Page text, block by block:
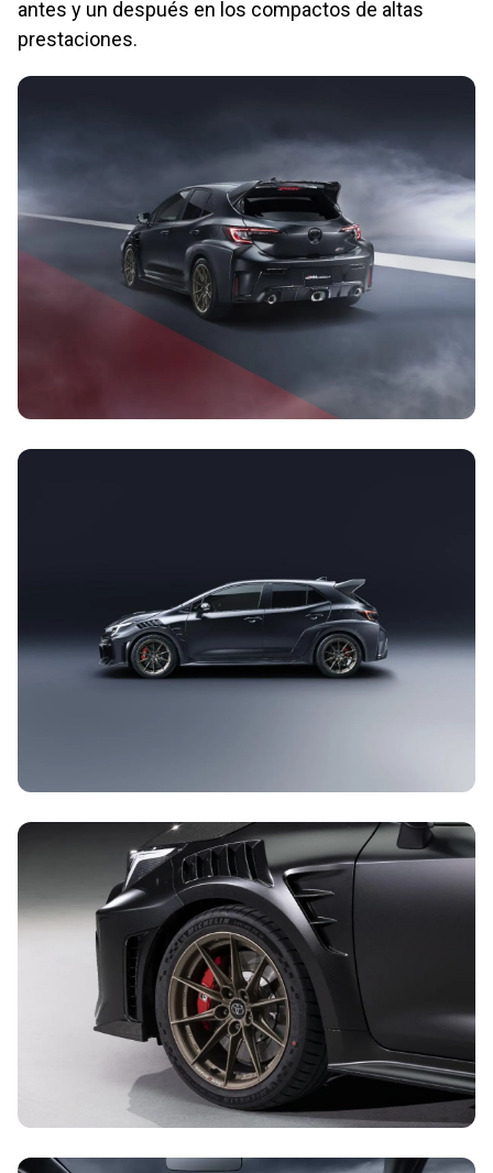
antes y un después en los compactos de altas
prestaciones.